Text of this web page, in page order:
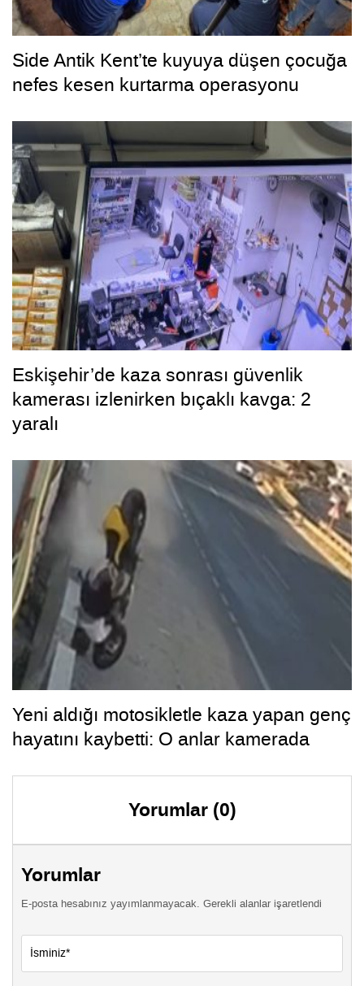
Side Antik Kent’te kuyuya düşen çocuğa
nefes kesen kurtarma operasyonu
Eskişehir’de kaza sonrası güvenlik
kamerası izlenirken bıçaklı kavga: 2
yaralı
Yeni aldığı motosikletle kaza yapan genç
hayatını kaybetti: O anlar kamerada
Yorumlar (0)
Yorumlar
E-posta hesabınız yayımlanmayacak. Gerekli alanlar işaretlendi